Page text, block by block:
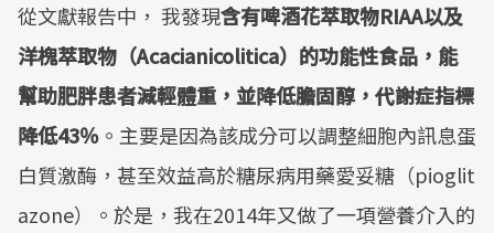
從文獻報告中， 我發現含有啤酒花萃取物RIAA以及
洋槐萃取物（Acacianicolitica）的功能性食品，能
幫助肥胖患者減輕體重，並降低膽固醇，代謝症指標
降低43％ 。主要是因為該成分可以調整細胞內訊息蛋
白質激酶，甚至效益高於糖尿病用藥愛妥糖（pioglit
azone）。於是，我在2014年又做了一項營養介入的